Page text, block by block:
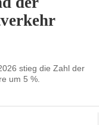
stieg die Zahl der
um 5 %.